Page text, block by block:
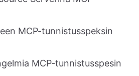
MCP-tunnistusspeksin
MCP-tunnistusspesin